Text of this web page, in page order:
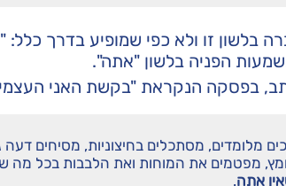
בלשון זו ולא כפי שמופיע בדרך
הפניה בלשון "אתה".
בפסקה הנקראת "בקשת האני
מלומדים, מסתכלים בחיצוניות, מסיחים
מפטמים את המוחות ואת הלבבות בכל מה
אתה.